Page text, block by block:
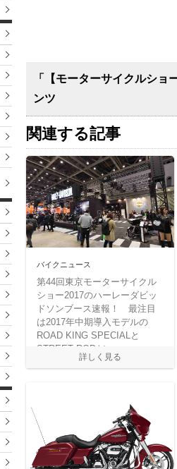
「【モーターサイクルシ
ンツ
関連する記事
バイクニュース
第44回東京モーターサイクル
ショー2017のハーレーダビッ
ドソンブース速報！ 最注目
は2017年中期導入モデルの
ROAD KING SPECIALと
STREET RODだ。